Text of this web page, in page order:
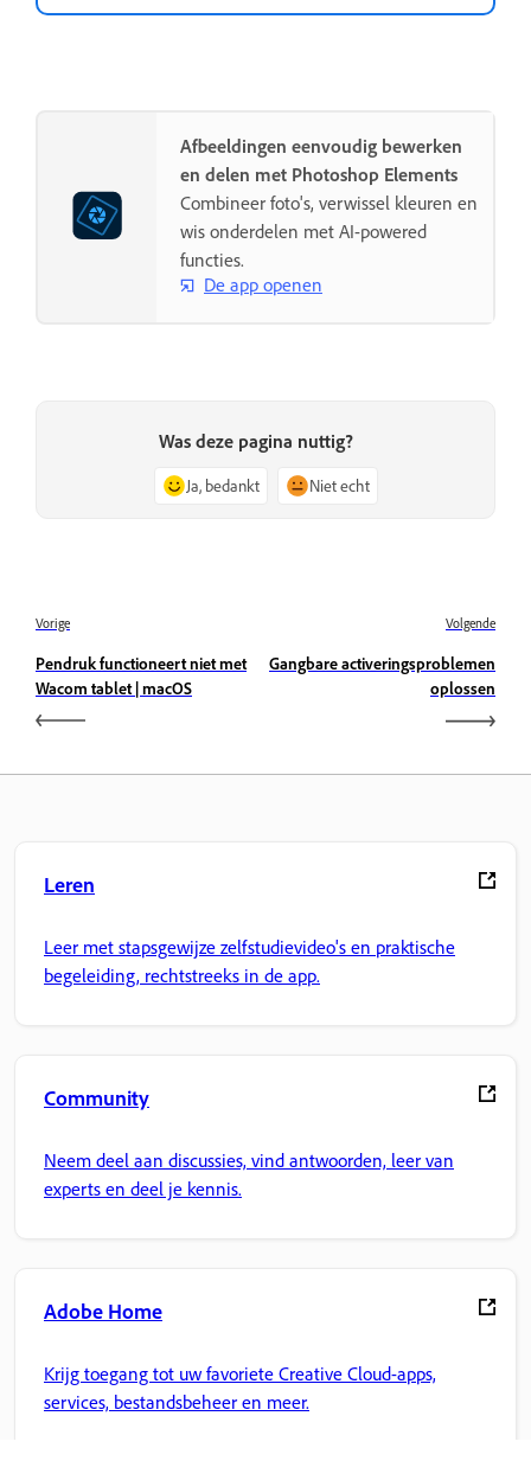
Afbeeldingen eenvoudig bewerken
en delen met Photoshop Elements
Combineer foto's, verwissel kleuren en
wis onderdelen met AI-powered
functies.
De app openen
Was deze pagina nuttig?
Ja, bedankt Niet echt
Vorige
Pendruk functioneert niet met
Wacom tablet | macOS
Volgende
Gangbare activeringsproblemen
oplossen
Leren
Leer met stapsgewijze zelfstudievideo's en praktische
begeleiding, rechtstreeks in de app.
Community
Neem deel aan discussies, vind antwoorden, leer van
experts en deel je kennis.
Adobe Home
Krijg toegang tot uw favoriete Creative Cloud-apps,
services, bestandsbeheer en meer.